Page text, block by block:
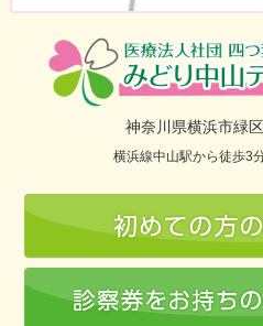
神奈川県横浜市緑
横浜線中山駅から徒歩